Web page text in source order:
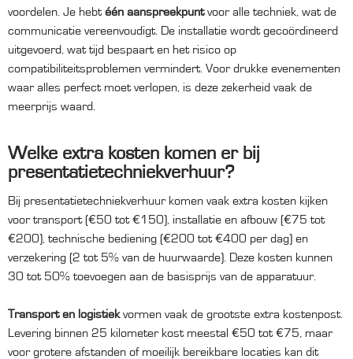
voordelen. Je hebtéén aanspreekpuntvoor alle techniek, wat de
communicatie vereenvoudigt. De installatie wordt gecoördineerd
uitgevoerd, wat tijd bespaart en het risico op
compatibiliteitsproblemen vermindert. Voor drukke evenementen
waar alles perfect moet verlopen, is deze zekerheid vaak de
meerprijs waard.
Welke extra kosten komen er bij
presentatietechniekverhuur?
Bij presentatietechniekverhuur komen vaak extra kosten kijken
voor transport (€50 tot €150), installatie en afbouw (€75 tot
€200), technische bediening (€200 tot €400 per dag) en
verzekering (2 tot 5% van de huurwaarde). Deze kosten kunnen
30 tot 50% toevoegen aan de basisprijs van de apparatuur.
Transport en logistiekvormen vaak de grootste extra kostenpost.
Levering binnen 25 kilometer kost meestal €50 tot €75, maar
voor grotere afstanden of moeilijk bereikbare locaties kan dit